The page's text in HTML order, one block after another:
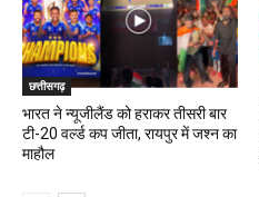
छत्तीसगढ़
भारत ने न्यूजीलैंड को हराकर तीसरी बार
टी-20 वर्ल्ड कप जीता, रायपुर में जश्न का
माहौल